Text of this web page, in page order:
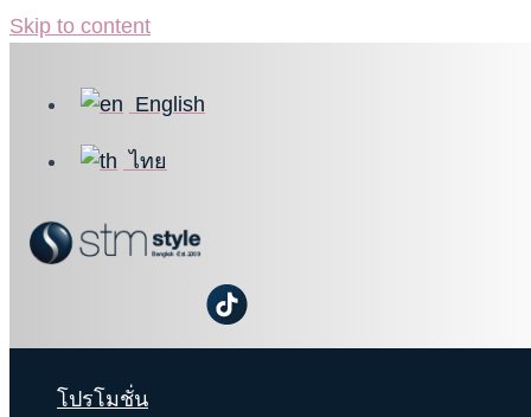
Skip to content
English
ไทย
โปรโมชั่น